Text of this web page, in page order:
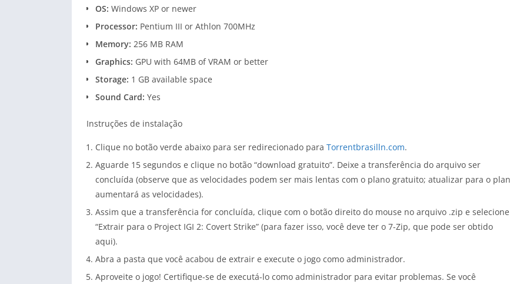
OS: Windows XP or newer
Processor: Pentium III or Athlon 700MHz
Memory: 256 MB RAM
Graphics: GPU with 64MB of VRAM or better
Storage: 1 GB available space
Sound Card: Yes
Instruções de instalação
Clique no botão verde abaixo para ser redirecionado para Torrentbrasilln.com.
Aguarde 15 segundos e clique no botão “download gratuito”. Deixe a transferência do arquivo ser
concluída (observe que as velocidades podem ser mais lentas com o plano gratuito; atualizar para o
aumentará as velocidades).
Assim que a transferência for concluída, clique com o botão direito do mouse no arquivo .zip e selecione
“Extrair para o Project IGI 2: Covert Strike” (para fazer isso, você deve ter o 7-Zip, que pode ser obtido
aqui).
Abra a pasta que você acabou de extrair e execute o jogo como administrador.
Aproveite o jogo! Certifique-se de executá-lo como administrador para evitar problemas. Se você